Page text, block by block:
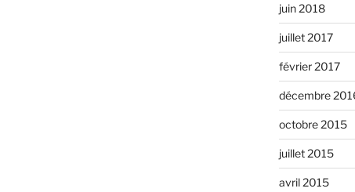
juin 2018
juillet 2017
février 2017
décembre
octobre 2015
juillet 2015
avril 2015